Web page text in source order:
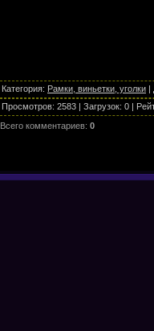
Категория: Рамки, виньетки, уголки |
Просмотров: 2583 | Загрузок: 0 |
Всего комментариев: 0